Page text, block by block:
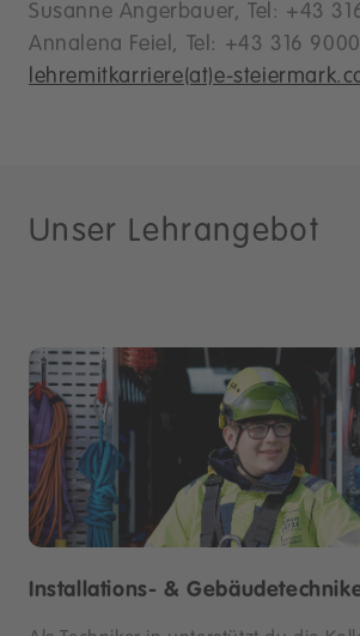
Susanne Angerbauer, Tel: +43
Annalena Feiel, Tel: +43 316
lehremitkarriere(at)e-
Unser Lehrangebot
Installations- &